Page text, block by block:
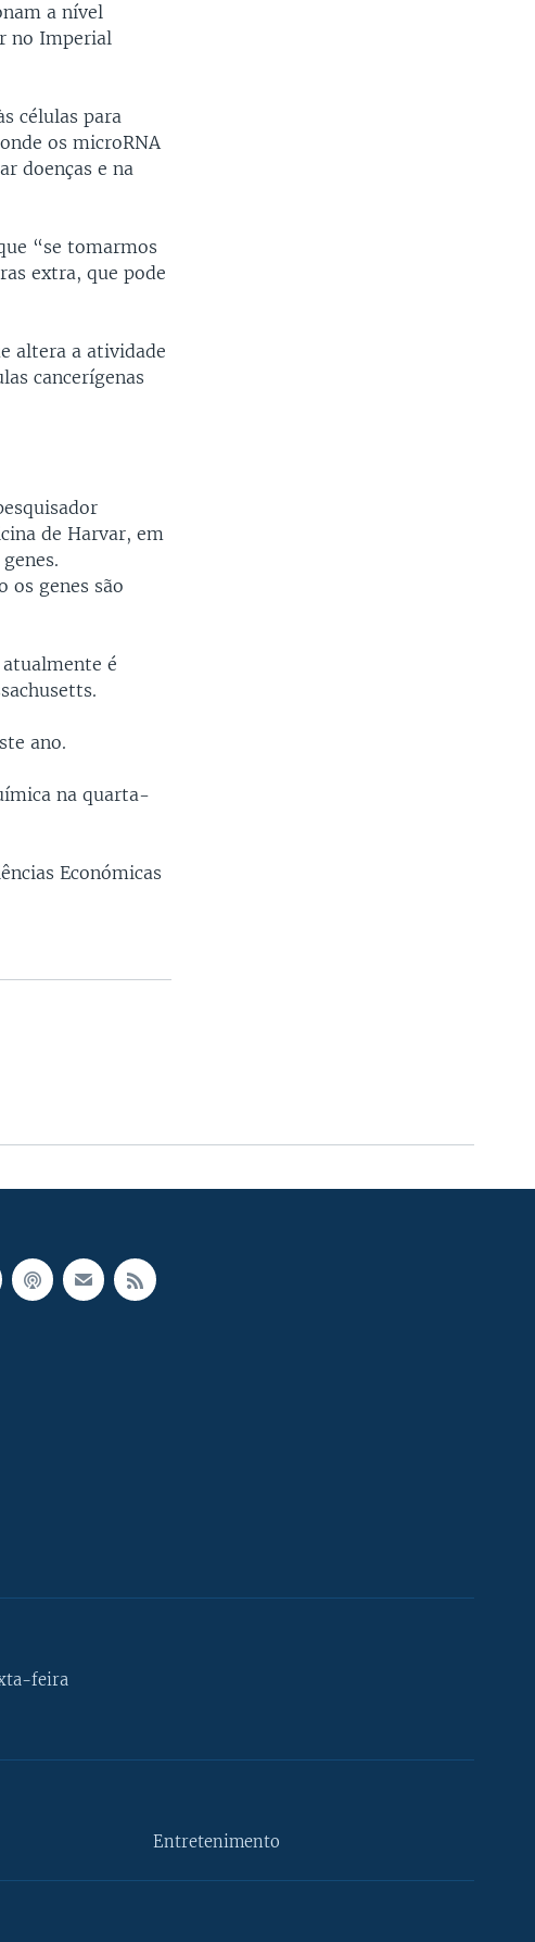
a nível
no Imperial
células para
os microRNA
doenças e na
“se tomarmos
extra, que pode
altera a atividade
cancerígenas
de Harvar, em
os genes são
é
ano.
na quarta-
Económicas
feira
Entretenimento